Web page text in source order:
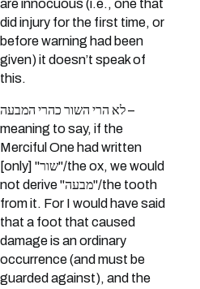
are innocuous (i.e., one that
did injury for the first time, or
before warning had been
given) it doesn’t speak of
this.
לא הרי השור כהרי המבעה –
meaning to say, if the
Merciful One had written
[only] "שור"/the ox, we would
not derive "מבעה"/the tooth
from it. For I would have said
that a foot that caused
damage is an ordinary
occurrence (and must be
guarded against), and the